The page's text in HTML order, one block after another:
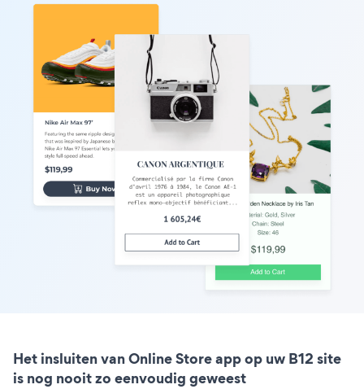
Het insluiten van Online Store app op uw B12 site
is nog nooit zo eenvoudig geweest